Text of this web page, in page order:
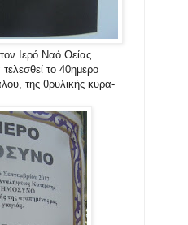
Ιερό Ναό Θείας
το 40ημερο
της θρυλικής κυρα-